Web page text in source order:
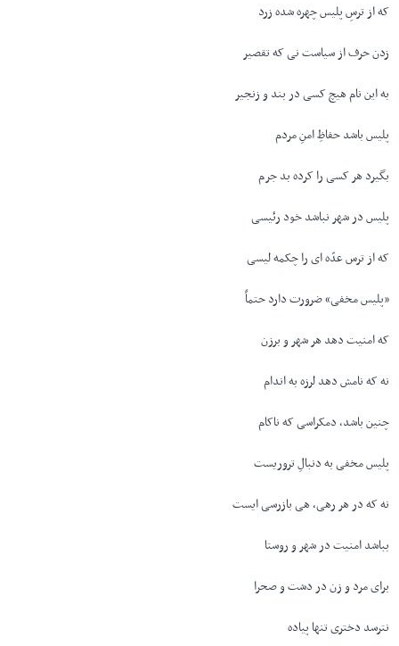
که از ترسِ پلیس چهره شده زرد
زدن حرف از سیاست نی که تقصیر
به این نام هیچ کسی در بند و زنجیر
پلیس باشد حفاظِ امنِ مردم
بگیرد هر کسی را کرده بد جرم
پلیس در شهر نباشد خود رئیسی
که از ترس عدّه ای را چکمه لیسی
«پلیس مخفی» ضرورت دارد حتماً
که امنیت دهد هر شهر و برزن
نه که نامش دهد لرزه به اندام
چنین باشد، دمکراسی که ناکام
پلیس مخفی به دنبالِ تروریست
نه که در هر رهی، هی بازرسی ایست
بباشد امنیت در شهر و روستا
برای مرد و زن در دشت و صحرا
نترسد دختری تنها پیاده